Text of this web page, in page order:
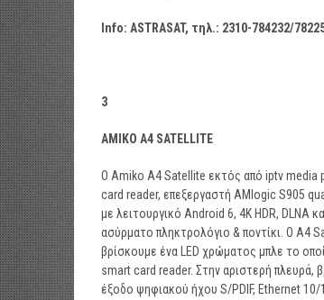
Info: ASTRASAT, τηλ.: 2310-784232/
3
ΑΜΙΚΟ A4 SATELLITE
Ο Amiko Α4 Satellite εκτός από iptv media
card reader, επεξεργαστή AMlogic S905
με λειτουργικό Android 6, 4K HDR, DLNA
ασύρματο πληκτρολόγιο & ποντίκι. Ο A4
βρίσκουμε ένα LED χρώματος μπλε το
smart card reader. Στην αριστερή πλευρά,
έξοδο ψηφιακού ήχου S/PDIF, Ethernet